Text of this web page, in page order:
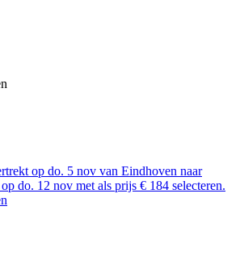
op do. 5 nov van Eindhoven naar
do. 12 nov met als prijs € 184 selecteren.